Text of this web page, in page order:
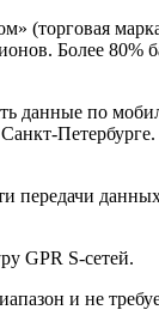
(торговая
Более
данные по
передачи
GPR S-сетей.
и не